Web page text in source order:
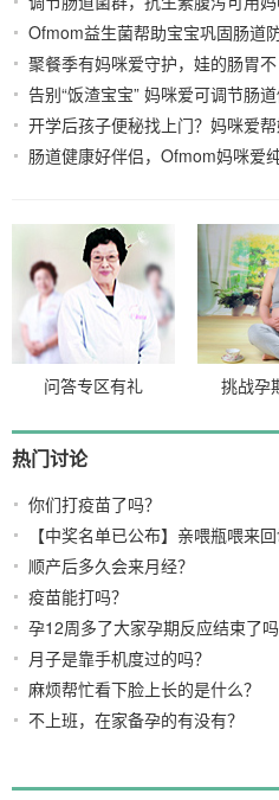
2023-03-14
Ofmom益生菌帮助宝宝巩固肠道
胁
2023-01-09
聚餐季有妈咪爱守护，娃的肠胃不
告别“饭渣宝宝” 妈咪爱可调节肠
2025-12-17
开学后孩子便秘找上门？妈咪爱
应期
2025-03-10
肠道健康好伴侣，Ofmom妈咪爱
问答专区有礼 挑战孕
热门讨论
你们打疫苗了吗？
【中奖名单已公布】亲喂瓶喂来
顺产后多久会来月经？
疫苗能打吗？
孕12周多了大家孕期反应结束了吗
月子是靠手机度过的吗？
麻烦帮忙看下脸上长的是什么？
不上班，在家备孕的有没有？